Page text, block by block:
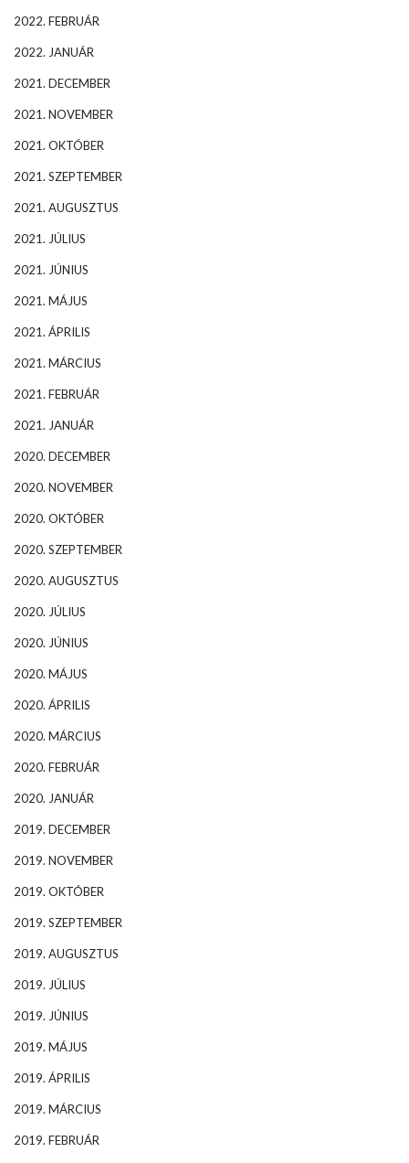
2022. FEBRUÁR
2022. JANUÁR
2021. DECEMBER
2021. NOVEMBER
2021. OKTÓBER
2021. SZEPTEMBER
2021. AUGUSZTUS
2021. JÚLIUS
2021. JÚNIUS
2021. MÁJUS
2021. ÁPRILIS
2021. MÁRCIUS
2021. FEBRUÁR
2021. JANUÁR
2020. DECEMBER
2020. NOVEMBER
2020. OKTÓBER
2020. SZEPTEMBER
2020. AUGUSZTUS
2020. JÚLIUS
2020. JÚNIUS
2020. MÁJUS
2020. ÁPRILIS
2020. MÁRCIUS
2020. FEBRUÁR
2020. JANUÁR
2019. DECEMBER
2019. NOVEMBER
2019. OKTÓBER
2019. SZEPTEMBER
2019. AUGUSZTUS
2019. JÚLIUS
2019. JÚNIUS
2019. MÁJUS
2019. ÁPRILIS
2019. MÁRCIUS
2019. FEBRUÁR